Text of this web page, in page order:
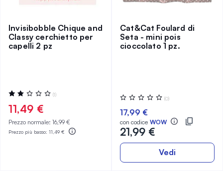
Invisibobble Chique and
Classy cerchietto per
capelli 2 pz
Valutazione:
40%
(1)
11,49 €
Prezzo normale: 16,99 €
Prezzo più basso: 11,49 €
Cat&Cat Foulard di
Seta - mini pois
cioccolato 1 pz.
Valutazione:
0%
(0)
17,99 €
con codice WOW
21,99 €
Vedi